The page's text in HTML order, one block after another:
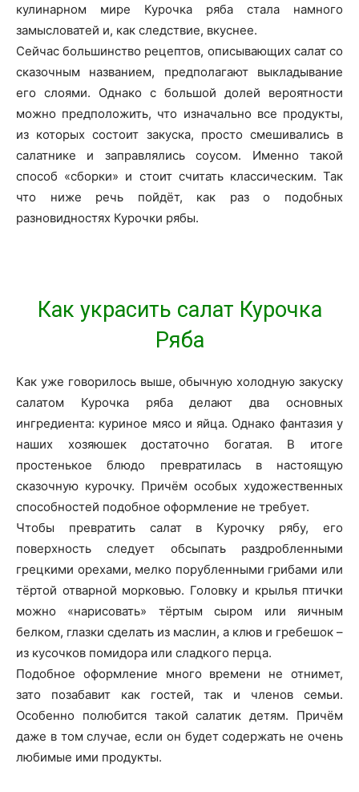
кулинарном мире Курочка ряба стала намного
замысловатей и, как следствие, вкуснее.
Сейчас большинство рецептов, описывающих салат со
сказочным названием, предполагают выкладывание
его слоями. Однако с большой долей вероятности
можно предположить, что изначально все продукты,
из которых состоит закуска, просто смешивались в
салатнике и заправлялись соусом. Именно такой
способ «сборки» и стоит считать классическим. Так
что ниже речь пойдёт, как раз о подобных
разновидностях Курочки рябы.
Как украсить салат Курочка
Ряба
Как уже говорилось выше, обычную холодную закуску
салатом Курочка ряба делают два основных
ингредиента: куриное мясо и яйца. Однако фантазия у
наших хозяюшек достаточно богатая. В итоге
простенькое блюдо превратилась в настоящую
сказочную курочку. Причём особых художественных
способностей подобное оформление не требует.
Чтобы превратить салат в Курочку рябу, его
поверхность следует обсыпать раздробленными
грецкими орехами, мелко порубленными грибами или
тёртой отварной морковью. Головку и крылья птички
можно «нарисовать» тёртым сыром или яичным
белком, глазки сделать из маслин, а клюв и гребешок –
из кусочков помидора или сладкого перца.
Подобное оформление много времени не отнимет,
зато позабавит как гостей, так и членов семьи.
Особенно полюбится такой салатик детям. Причём
даже в том случае, если он будет содержать не очень
любимые ими продукты.